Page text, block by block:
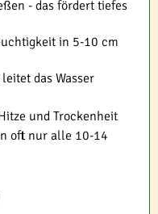
- das fördert tiefes
in 5-10 cm
das Wasser
und Trockenheit
oft nur alle 10-14